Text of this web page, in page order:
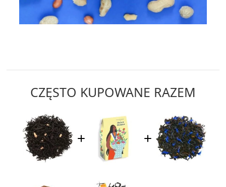
CZĘSTO KUPOWANE RAZEM